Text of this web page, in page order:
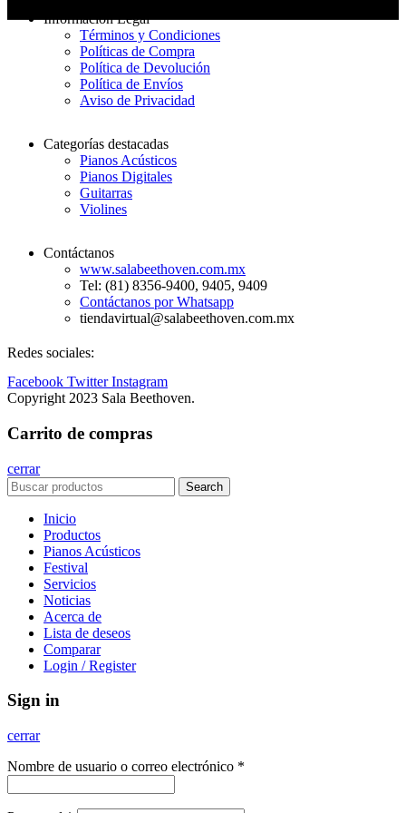
Información Legal
Términos y Condiciones
Políticas de Compra
Política de Devolución
Política de Envíos
Aviso de Privacidad
Categorías destacadas
Pianos Acústicos
Pianos Digitales
Guitarras
Violines
Contáctanos
www.salabeethoven.com.mx
Tel: (81) 8356-9400, 9405, 9409
Contáctanos por Whatsapp
tiendavirtual@salabeethoven.com.mx
Redes sociales:
Facebook Twitter Instagram
Copyright 2023 Sala Beethoven.
Carrito de compras
cerrar
Search
Inicio
Productos
Pianos Acústicos
Festival
Servicios
Noticias
Acerca de
Lista de deseos
Comparar
Login / Register
Sign in
cerrar
Nombre de usuario o correo electrónico *